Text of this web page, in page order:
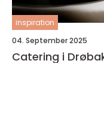
inspiration
04. September 2025
Catering i